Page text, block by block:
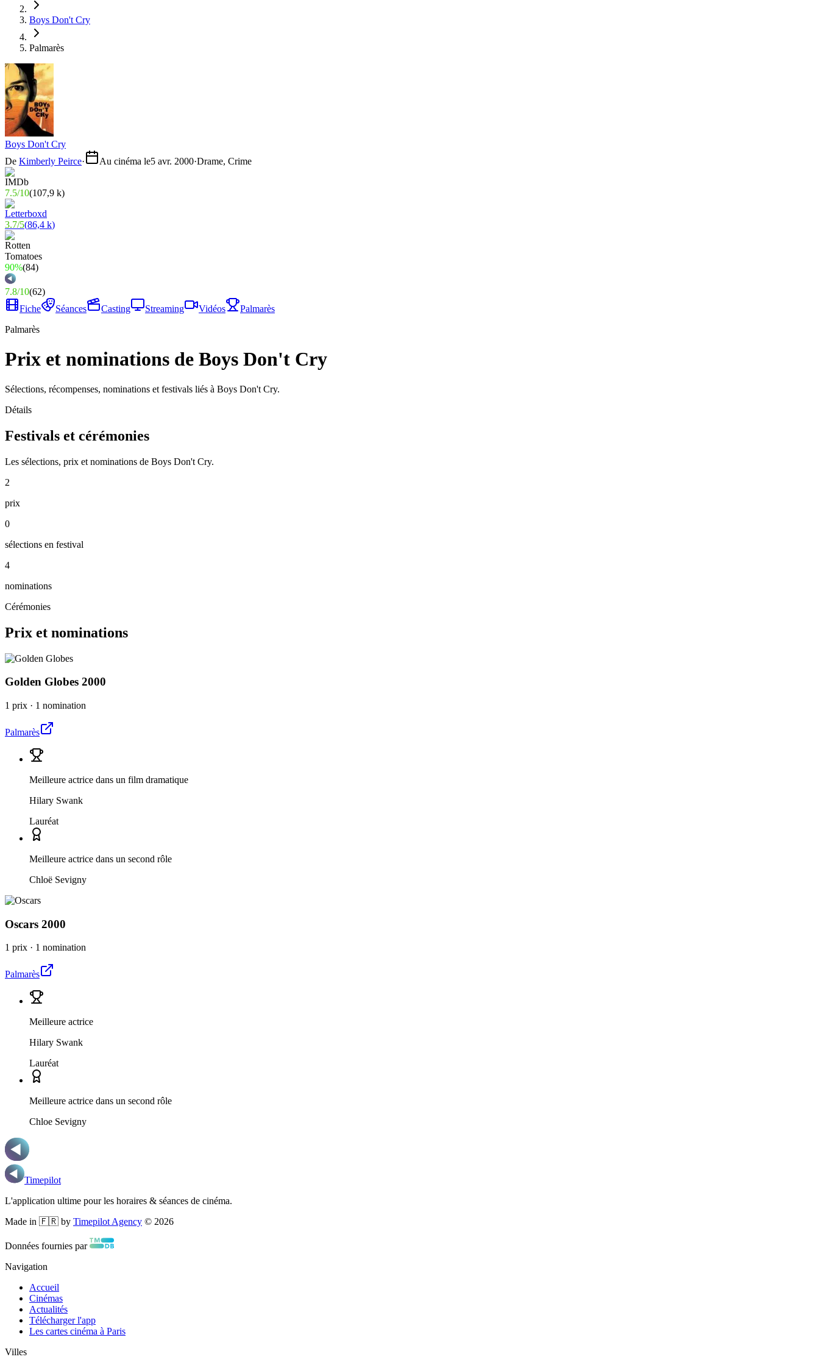
Boys Don't Cry
Palmarès
Boys Don't Cry
De Kimberly Peirce· Au cinéma le5 avr. 2000·Drame, Crime
7.5/10(107,9 k)
3.7/5(86,4 k)
90%(84)
7.8/10(62)
Fiche
Séances Casting Streaming Vidéos
Palmarès
Palmarès
Prix et nominations de Boys Don't Cry
Sélections, récompenses, nominations et festivals liés à Boys Don't Cry.
Détails
Festivals et cérémonies
Les sélections, prix et nominations de Boys Don't Cry.
2
prix
0
sélections en festival
4
nominations
Cérémonies
Prix et nominations
Golden Globes 2000
1 prix · 1 nomination
Palmarès
Meilleure actrice dans un film dramatique
Hilary Swank
Lauréat
Meilleure actrice dans un second rôle
Chloë Sevigny
Oscars 2000
1 prix · 1 nomination
Palmarès
Meilleure actrice
Hilary Swank
Lauréat
Meilleure actrice dans un second rôle
Chloe Sevigny
Timepilot
L'application ultime pour les horaires & séances de cinéma.
Made in 🇫🇷 by Timepilot Agency © 2026
Données fournies par
Navigation
Accueil
Cinémas
Actualités
Télécharger l'app
Les cartes cinéma à Paris
Villes